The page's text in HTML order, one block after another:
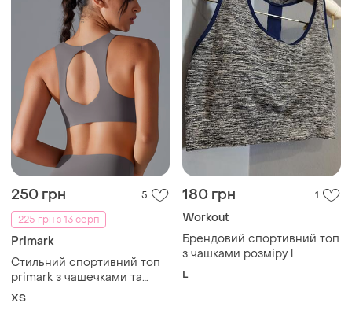
250 грн
5
225 грн з 13 серп
Primark
Стильний спортивний топ
primark з чашечками та
відкритою спинкою
ХS
180 грн 1
Workout
Брендовий спортивний топ
з чашками розміру l
L